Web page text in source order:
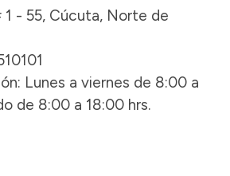
1 - 55, Cúcuta, Norte de
Lunes a viernes de 8:00 a
de 8:00 a 18:00 hrs.